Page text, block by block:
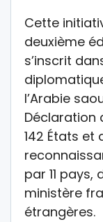
Cette
deuxième
s’inscrit
l’Arabie
Déclaration
142 États
par 11 pays,
ministère
étrangères.